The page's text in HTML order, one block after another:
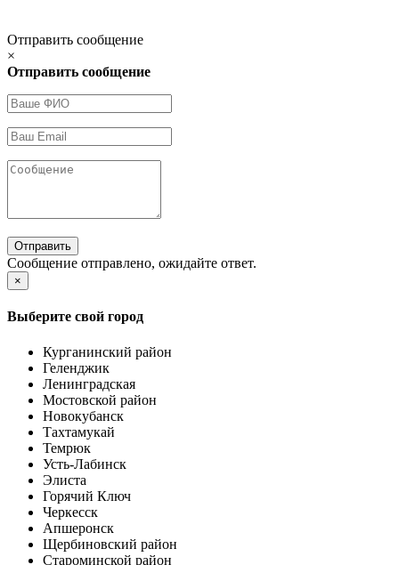
Отправить сообщение
×
Отправить сообщение
Отправить
Сообщение отправлено, ожидайте ответ.
×
Выберите свой город
Курганинский район
Геленджик
Ленинградская
Мостовской район
Новокубанск
Тахтамукай
Темрюк
Усть-Лабинск
Элиста
Горячий Ключ
Черкесск
Апшеронск
Щербиновский район
Староминской район